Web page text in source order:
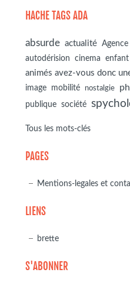
HACHE TAGS ADA
absurde actualité
autodérision cinema enfant
animés avez-vous donc
image mobilité nostalgie
publique
société
Tous les mots-clés
PAGES
Mentions-legales et
LIENS
brette
S'ABONNER